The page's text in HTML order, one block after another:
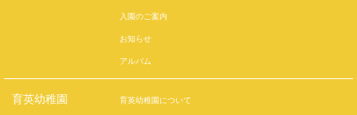
入園のご案内
お知らせ
アルバム
育英幼稚園
育英幼稚園について